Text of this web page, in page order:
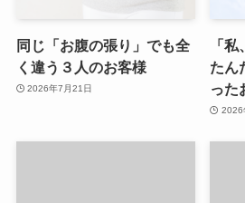
同じ「お腹の張り」でも全
く違う３人のお客様
2026年7月21日
「
たん
った
2026